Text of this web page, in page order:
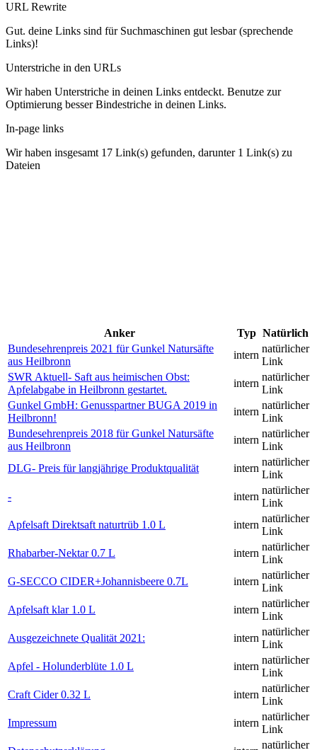
URL Rewrite
Gut. deine Links sind für Suchmaschinen gut lesbar (sprechende
Links)!
Unterstriche in den URLs
Wir haben Unterstriche in deinen Links entdeckt. Benutze zur
Optimierung besser Bindestriche in deinen Links.
In-page links
Wir haben insgesamt 17 Link(s) gefunden, darunter 1 Link(s) zu
Dateien
Anker Typ Natürlich
Bundesehrenpreis 2021 für Gunkel Natursäfte
aus Heilbronn
intern
natürlicher
Link
SWR Aktuell- Saft aus heimischen Obst:
Apfelabgabe in Heilbronn gestartet.
intern
natürlicher
Link
Gunkel GmbH: Genusspartner BUGA 2019 in
Heilbronn!
intern
natürlicher
Link
Bundesehrenpreis 2018 für Gunkel Natursäfte
aus Heilbronn
intern
natürlicher
Link
DLG- Preis für langjährige Produktqualität
intern
natürlicher
Link
-
intern
natürlicher
Link
Apfelsaft Direktsaft naturtrüb 1.0 L
intern
natürlicher
Link
Rhabarber-Nektar 0.7 L
intern
natürlicher
Link
G-SECCO CIDER+Johannisbeere 0.7L
intern
natürlicher
Link
Apfelsaft klar 1.0 L
intern
natürlicher
Link
Ausgezeichnete Qualität 2021:
intern
natürlicher
Link
Apfel - Holunderblüte 1.0 L
intern
natürlicher
Link
Craft Cider 0.32 L
intern
natürlicher
Link
Impressum
intern
natürlicher
Link
natürlicher